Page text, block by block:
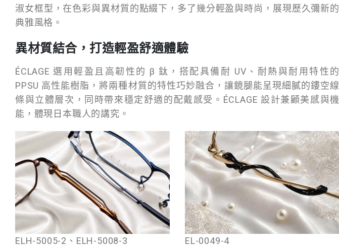
淑女框型，在色彩與異材質的點綴下，多了幾分輕盈與時尚，展現歷久彌新的
典雅風格。
異材質結合，打造輕盈舒適體驗
ÉCLAGE 選用輕盈且高韌性的 β 鈦，搭配具備耐 UV、耐熱與耐用特性的
PPSU 高性能樹脂，將兩種材質的特性巧妙融合，讓鏡腿能呈現細膩的鏤空線
條與立體層次，同時帶來穩定舒適的配戴感受。ÉCLAGE 設計兼顧美感與機
能，體現日本職人的講究。
ELH-5005-2、ELH-5008-3 EL-0049-4